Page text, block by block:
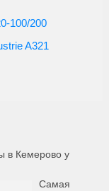
100/200
A321
в Кемерово у
Самая